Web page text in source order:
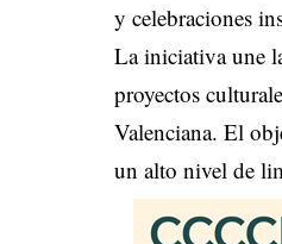
y celebraciones
La iniciativa une
proyectos
Valenciana. El
un alto nivel de